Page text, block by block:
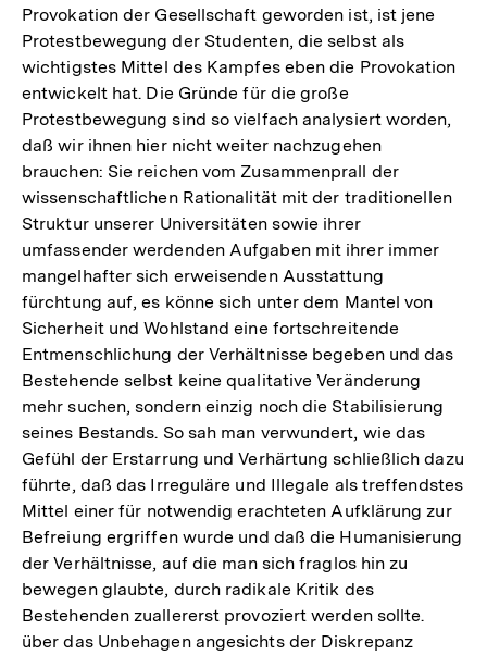
Provokation der Gesellschaft geworden ist, ist jene
Protestbewegung der Studenten, die selbst als
wichtigstes Mittel des Kampfes eben die Provokation
entwickelt hat. Die Gründe für die große
Protestbewegung sind so vielfach analysiert worden,
daß wir ihnen hier nicht weiter nachzugehen
brauchen: Sie reichen vom Zusammenprall der
wissenschaftlichen Rationalität mit der traditionellen
Struktur unserer Universitäten sowie ihrer
umfassender werdenden Aufgaben mit ihrer immer
mangelhafter sich erweisenden Ausstattung
fürchtung auf, es könne sich unter dem Mantel von
Sicherheit und Wohlstand eine fortschreitende
Entmenschlichung der Verhältnisse begeben und das
Bestehende selbst keine qualitative Veränderung
mehr suchen, sondern einzig noch die Stabilisierung
seines Bestands. So sah man verwundert, wie das
Gefühl der Erstarrung und Verhärtung schließlich dazu
führte, daß das Irreguläre und Illegale als treffendstes
Mittel einer für notwendig erachteten Aufklärung zur
Befreiung ergriffen wurde und daß die Humanisierung
der Verhältnisse, auf die man sich fraglos hin zu
bewegen glaubte, durch radikale Kritik des
Bestehenden zuallererst provoziert werden sollte.
über das Unbehagen angesichts der Diskrepanz